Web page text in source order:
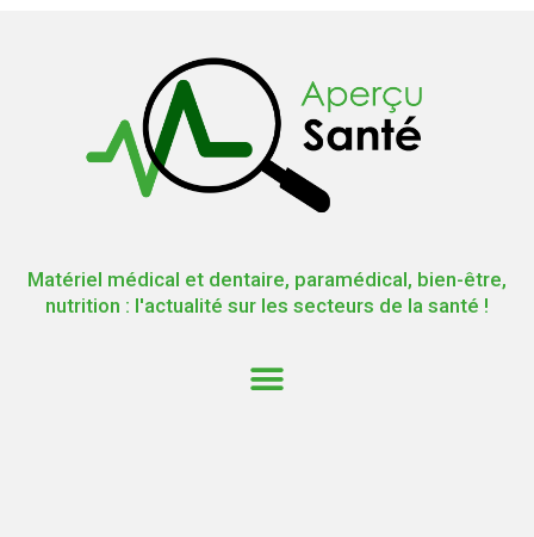
Matériel médical et dentaire, paramédical, bien-être,
nutrition : l'actualité sur les secteurs de la santé !